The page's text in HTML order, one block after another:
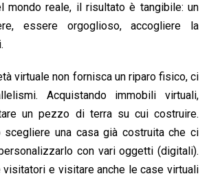
mondo reale, il risultato è tangibile: un
essere orgoglioso, accogliere la
virtuale non fornisca un riparo fisico, ci
Acquistando immobili virtuali,
un pezzo di terra su cui costruire.
scegliere una casa già costruita che ci
con vari oggetti (digitali).
visitatori e visitare anche le case virtuali